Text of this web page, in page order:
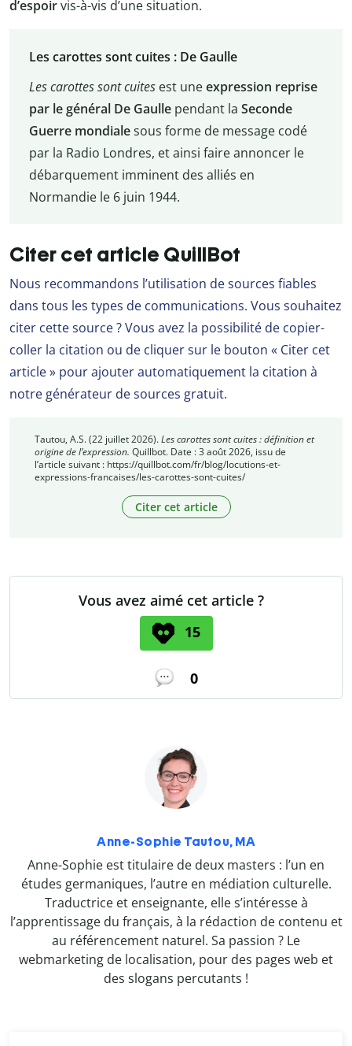
d’espoirvis-à-vis d’une situation.
Les carottes sont cuites : De Gaulle
Les carottes sont cuitesest uneexpression reprise
par le général De Gaullependant la Seconde
Guerre mondialesous forme de message codé
par la Radio Londres, et ainsi faire annoncer le
débarquement imminent des alliés en
Normandie le 6 juin 1944.
Citer cet article QuillBot
Nous recommandons l’utilisation de sources fiables
dans tous les types de communications. Vous souhaitez
citer cette source ? Vous avez la possibilité de copier-
coller la citation ou de cliquer sur le bouton « Citer cet
article » pour ajouter automatiquement la citation à
notre générateur de sources gratuit.
Tautou, A.S. (22 juillet 2026).Les carottes sont cuites : définition et
origine de l’expression. Quillbot. Date : 3 août 2026, issu de
l’article suivant : https://quillbot.com/fr/blog/locutions-et-
expressions-francaises/les-carottes-sont-cuites/
Citer cet article
Vous avez aimé cet article ?
15
0
Anne-Sophie Tautou, MA
Anne-Sophie est titulaire de deux masters : l’un en
études germaniques, l’autre en médiation culturelle.
Traductrice et enseignante, elle s’intéresse à
l’apprentissage du français, à la rédaction de contenu et
au référencement naturel. Sa passion ? Le
webmarketing de localisation, pour des pages web et
des slogans percutants !